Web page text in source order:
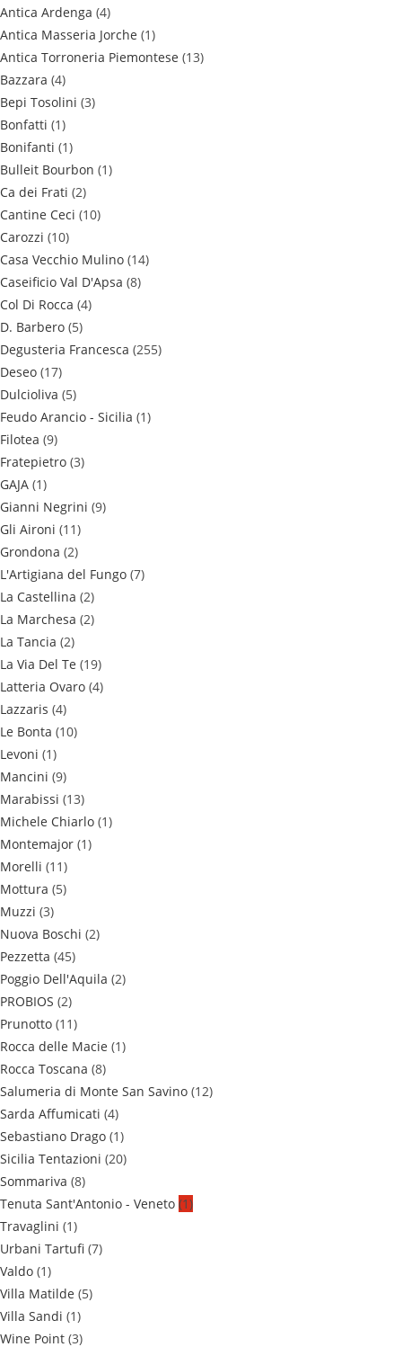
Antica Ardenga (4)
Antica Masseria Jorche (1)
Antica Torroneria Piemontese (13)
Bazzara (4)
Bepi Tosolini (3)
Bonfatti (1)
Bonifanti (1)
Bulleit Bourbon (1)
Ca dei Frati (2)
Cantine Ceci (10)
Carozzi (10)
Casa Vecchio Mulino (14)
Caseificio Val D'Apsa (8)
Col Di Rocca (4)
D. Barbero (5)
Degusteria Francesca (255)
Deseo (17)
Dulcioliva (5)
Feudo Arancio - Sicilia (1)
Filotea (9)
Fratepietro (3)
GAJA (1)
Gianni Negrini (9)
Gli Aironi (11)
Grondona (2)
L'Artigiana del Fungo (7)
La Castellina (2)
La Marchesa (2)
La Tancia (2)
La Via Del Te (19)
Latteria Ovaro (4)
Lazzaris (4)
Le Bonta (10)
Levoni (1)
Mancini (9)
Marabissi (13)
Michele Chiarlo (1)
Montemajor (1)
Morelli (11)
Mottura (5)
Muzzi (3)
Nuova Boschi (2)
Pezzetta (45)
Poggio Dell'Aquila (2)
PROBIOS (2)
Prunotto (11)
Rocca delle Macie (1)
Rocca Toscana (8)
Salumeria di Monte San Savino (12)
Sarda Affumicati (4)
Sebastiano Drago (1)
Sicilia Tentazioni (20)
Sommariva (8)
Tenuta Sant'Antonio - Veneto (1)
Travaglini (1)
Urbani Tartufi (7)
Valdo (1)
Villa Matilde (5)
Villa Sandi (1)
Wine Point (3)